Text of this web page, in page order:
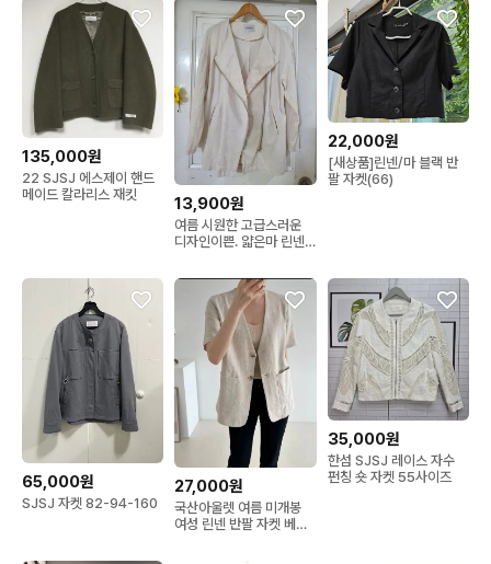
135,000원
22 SJSJ 에스제이 핸드
메이드 칼라리스 재킷
13,900원
여름 시원한 고급스러운
디자인이쁜. 얇은마 린넨
22,000원
[새상품]린넨/마 블랙 반
팔 자켓(66)
65,000원
SJSJ 자켓 82-94-160
27,000원
국산아울렛 여름 미개봉
여성 린넨 반팔 자켓 베이
35,000원
한섬 SJSJ 레이스 자수
펀칭 숏 자켓 55사이즈